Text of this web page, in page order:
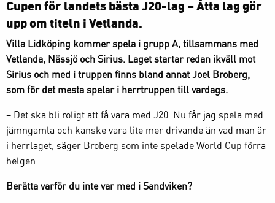
Cupen för landets bästa J20-lag – Åtta lag gör
upp om titeln i Vetlanda.
Villa Lidköping kommer spela i grupp A, tillsammans med
Vetlanda, Nässjö och Sirius. Laget startar redan ikväll mot
Sirius och med i truppen finns bland annat Joel Broberg,
som för det mesta spelar i herrtruppen till vardags.
– Det ska bli roligt att få vara med J20. Nu får jag spela med
jämngamla och kanske vara lite mer drivande än vad man är
i herrlaget, säger Broberg som inte spelade World Cup förra
helgen.
Berätta varför du inte var med i Sandviken?